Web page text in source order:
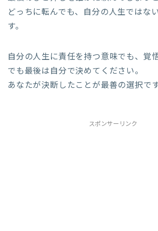
どっちに転んでも、自分の人生ではな
す。
自分の人生に責任を持つ意味でも、覚
でも最後は自分で決めてください。
あなたが決断したことが最善の選択です
スポンサーリンク